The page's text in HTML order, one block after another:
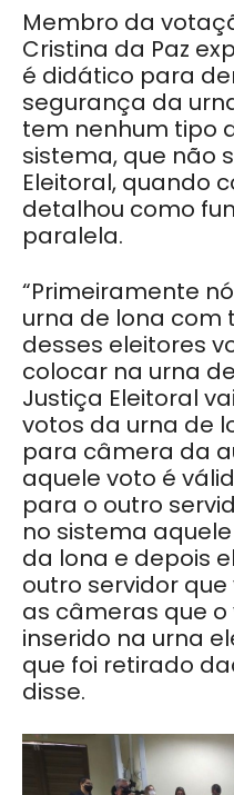
Membro da
Cristina da Paz
é didático para
segurança da
tem nenhum tipo
sistema, que não
Eleitoral, quando
detalhou como
paralela.
“Primeiramente
urna de lona com
desses eleitores
colocar na urna
Justiça Eleitoral
votos da urna de
para câmera da
aquele voto é
para o outro
no sistema
da lona e depois
outro servidor
as câmeras que
inserido na urna
que foi retirado
disse.